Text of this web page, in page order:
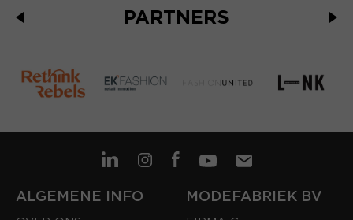
PARTNERS
ALGEMENE INFO MODEFABRIEK BV